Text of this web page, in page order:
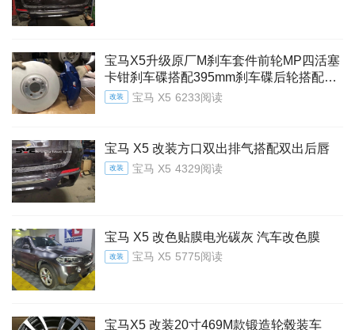
宝马X5升级原厂M刹车套件前轮MP四活塞
卡钳刹车碟搭配395mm刹车碟后轮搭配
385mm刹车碟
改装 宝马 X5 6233阅读
宝马 X5 改装方口双出排气搭配双出后唇
改装 宝马 X5 4329阅读
宝马 X5 改色贴膜电光碳灰 汽车改色膜
改装 宝马 X5 5775阅读
宝马X5 改装20寸469M款锻造轮毂装车